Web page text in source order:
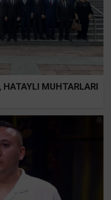
HATAYLI MUHTARLARI